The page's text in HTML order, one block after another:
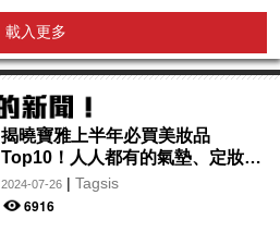
載入更多
揭曉寶雅上半年必買美妝品
Top10！人人都有的氣墊、定妝噴
霧、保養品～幫你找到最值得入手
的好物♡
2024-07-26| Tagsis
6916